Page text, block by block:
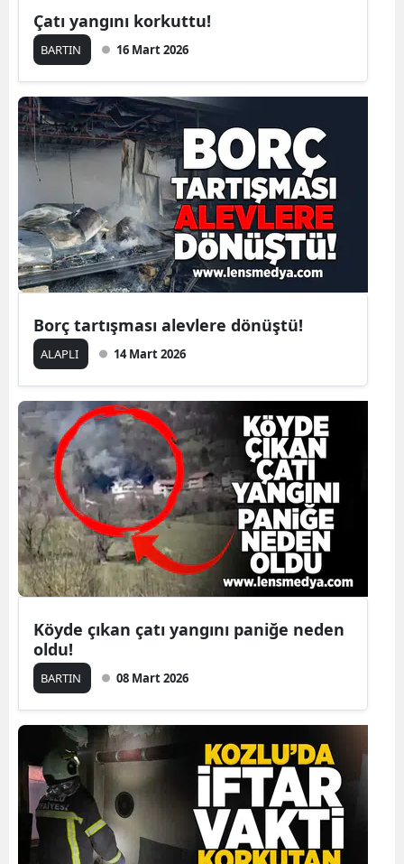
Çatı yangını korkuttu!
BARTIN 16 Mart 2026
Borç tartışması alevlere dönüştü!
ALAPLI 14 Mart 2026
Köyde çıkan çatı yangını paniğe neden
oldu!
BARTIN 08 Mart 2026